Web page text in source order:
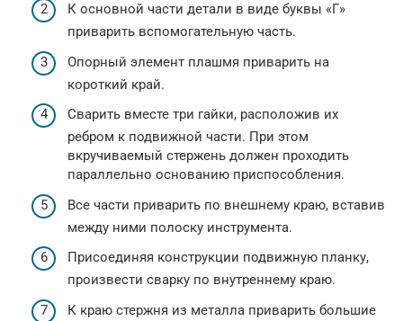
К основной части детали в виде буквы «Г»
приварить вспомогательную часть.
Опорный элемент плашмя приварить на
короткий край.
Сварить вместе три гайки, расположив их
ребром к подвижной части. При этом
вкручиваемый стержень должен проходить
параллельно основанию приспособления.
Все части приварить по внешнему краю, вставив
между ними полоску инструмента.
Присоединяя конструкции подвижную планку,
произвести сварку по внутреннему краю.
К краю стержня из металла приварить большие